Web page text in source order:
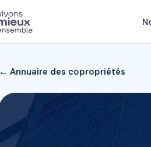
← Annuaire des copropriétés